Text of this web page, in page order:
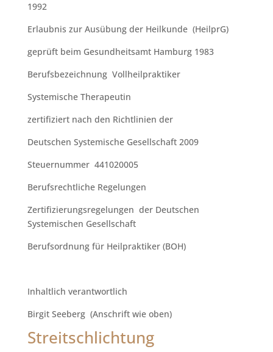
1992
Erlaubnis zur Ausübung der Heilkunde (HeilprG)
geprüft beim Gesundheitsamt Hamburg 1983
Berufsbezeichnung Vollheilpraktiker
Systemische Therapeutin
zertifiziert nach den Richtlinien der
Deutschen Systemische Gesellschaft 2009
Steuernummer 441020005
Berufsrechtliche Regelungen
Zertifizierungsregelungen der Deutschen
Systemischen Gesellschaft
Berufsordnung für Heilpraktiker (BOH)
Inhaltlich verantwortlich
Birgit Seeberg (Anschrift wie oben)
Streitschlichtung